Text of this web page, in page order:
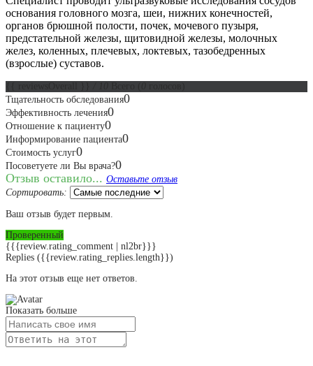
основания головного мозга, шеи, нижних конечностей,
органов брюшной полости, почек, мочевого пузыря,
предстательной железы, щитовидной железы, молочных
желез, коленных, плечевых, локтевых, тазобедренных
(взрослые) суставов.
Тщательность обследования0
Эффективность лечения0
Отношение к пациенту0
Информирование пациента0
Стоимость услуг0
Посоветуете ли Вы врача?0
Отзыв оставило... Оставьте отзыв
Сортировать:
Ваш отзыв будет первым.
Проверенный
{{{review.rating_comment | nl2br}}}
Replies ({{review.rating_replies.length}})
На этот отзыв еще нет ответов.
Показать больше